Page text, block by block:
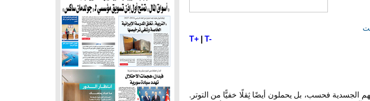
T+| T-
فحسب، بل يحملون أيضًا ثِقلًا خفيًّا من التوتر.